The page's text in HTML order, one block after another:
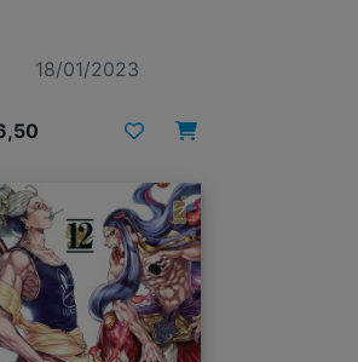
18/01/2023